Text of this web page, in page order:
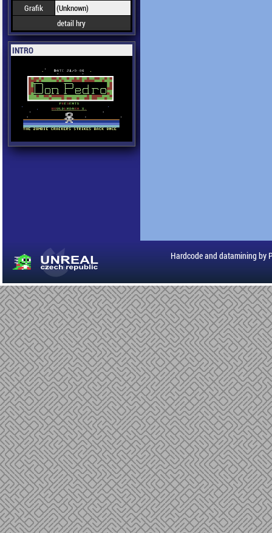
Grafik
(Unknown)
detail hry
INTRO
Hardcode and datamining by